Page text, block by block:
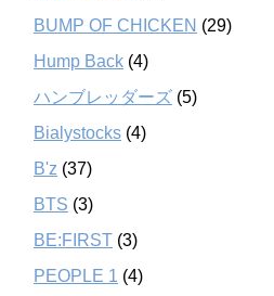
BUMP OF CHICKEN (29)
Hump Back (4)
ハンブレッダーズ (5)
Bialystocks (4)
B'z (37)
BTS (3)
BE:FIRST (3)
PEOPLE 1 (4)